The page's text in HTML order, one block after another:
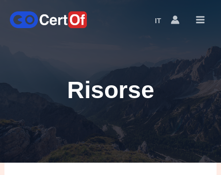
ITLanguage
Risorse